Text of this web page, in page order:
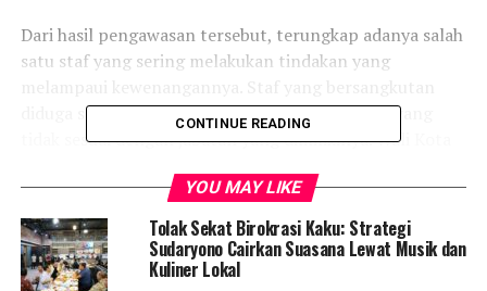
Dari hasil pengawasan tersebut, terungkap adanya salah
satu staf yang sering melakukan tindakan yang
diduga sering berulah dan mengambil tindakan yang
tidak sesuai dengan jabatan yang dimilikinya. Wali Kota
serius yang perlu segera diperbaiki.
“Ada staf yang berulah,
CONTINUE READING
YOU MAY LIKE
Tolak Sekat Birokrasi Kaku: Strategi
Sudaryono Cairkan Suasana Lewat Musik dan
Kuliner Lokal